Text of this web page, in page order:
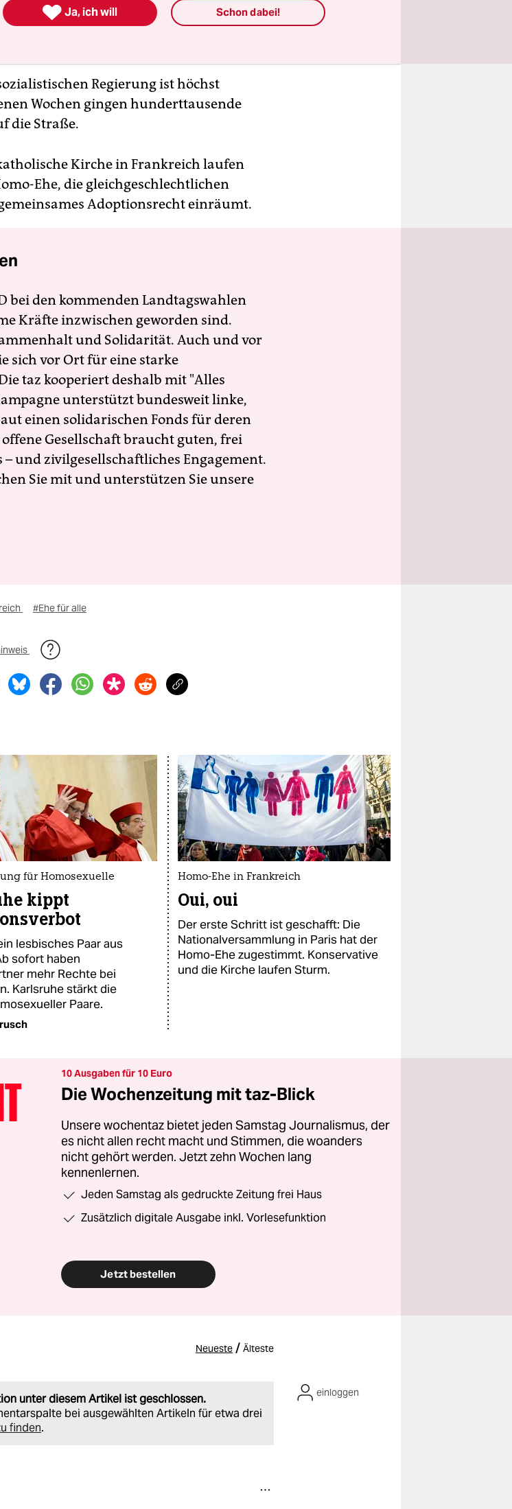
Regierung ist höchst
Wochen gingen hunderttausende
die Straße.
Kirche in Frankreich laufen
Ehe, die gleichgeschlechtlichen
Adoptionsrecht einräumt.
bei den kommenden Landtagswahlen
Kräfte inzwischen geworden sind.
und Solidarität. Auch und vor
sich vor Ort für eine starke
taz kooperiert deshalb mit "Alles
unterstützt bundesweit linke,
einen solidarischen Fonds für deren
Gesellschaft braucht guten, frei
und zivilgesellschaftliches Engagement.
Sie mit und unterstützen Sie unsere
#Ehe für alle
für Homosexuelle
kippt
lesbisches Paar aus
sofort haben
mehr Rechte bei
Karlsruhe stärkt die
Paare.
Homo-Ehe in Frankreich
Oui, oui
Der erste Schritt ist geschafft: Die
Nationalversammlung in Paris hat der
Homo-Ehe zugestimmt. Konservative
und die Kirche laufen Sturm.
10 Ausgaben für 10 Euro
Die Wochenzeitung mit taz-Blick
Unsere wochentaz bietet jeden Samstag Journalismus, der
es nicht allen recht macht und Stimmen, die woanders
nicht gehört werden. Jetzt zehn Wochen lang
kennenlernen.
Jeden Samstag als gedruckte Zeitung frei Haus
Zusätzlich digitale Ausgabe inkl. Vorlesefunktion
Jetzt bestellen
Neueste / Älteste
unter diesem Artikel ist geschlossen.
bei ausgewählten Artikeln für etwa drei
finden.
einloggen
 Ja, ich will Schon dabei!